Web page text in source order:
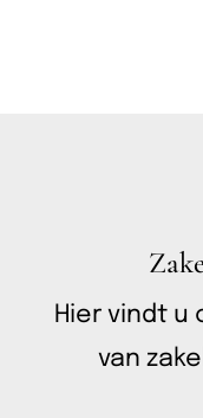
Hier vindt u
van